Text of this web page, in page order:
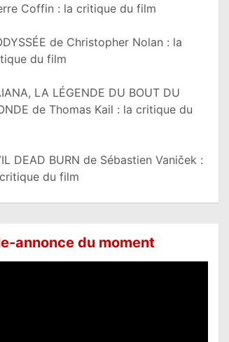
Coffin : la critique du film
de Christopher Nolan : la
du film
LA LÉGENDE DU BOUT DU
de Thomas Kail : la critique du
DEAD BURN de Sébastien Vaniček :
du film
annonce du moment